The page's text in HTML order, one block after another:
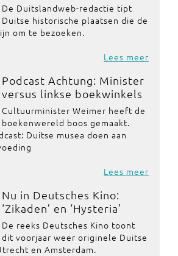
De Duitslandweb-redactie tipt
Duitse historische plaatsen die de
om te bezoeken.
Lees meer
Podcast Achtung: Minister
versus linkse boekwinkels
Cultuurminister Weimer heeft de
boekenwereld boos gemaakt.
Duitse musea doen aan
Lees meer
Nu in Deutsches Kino:
‘Zikaden’ en ‘Hysteria’
De reeks Deutsches Kino toont
dit voorjaar weer originele Duitse
en Amsterdam.